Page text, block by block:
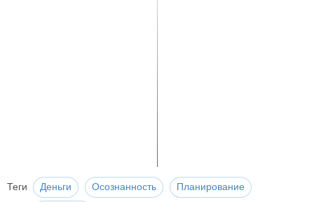
Теги Деньги Осознанность Планирование